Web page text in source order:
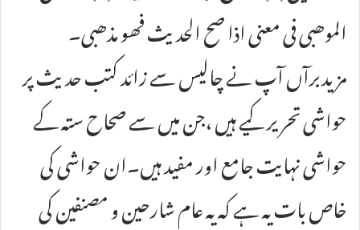
الموھبی فی معنی اذا صح الحدیث فھو مذھبی۔
مزیدبرآں آپ نے چالیس سے زائد کتب حدیث پر
حواشی تحریر کیے ہیں ،جن میں سے صحاح ستہ کے
حواشی نہایت جامع اور مفید ہیں۔ان حواشی کی
خاص بات یہ ہے کہ یہ عام شارحین و مصنفین کی